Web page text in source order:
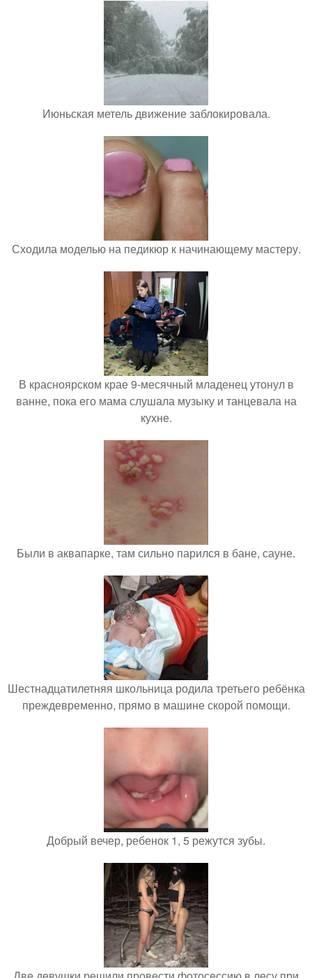
Июньская метель движение заблокировала.
Сходила моделью на педикюр к начинающему мастеру.
В красноярском крае 9-месячный младенец утонул в
ванне, пока его мама слушала музыку и танцевала на
кухне.
Были в аквапарке, там сильно парился в бане, сауне.
Шестнадцатилетняя школьница родила третьего ребёнка
преждевременно, прямо в машине скорой помощи.
Добрый вечер, ребенок 1, 5 режутся зубы.